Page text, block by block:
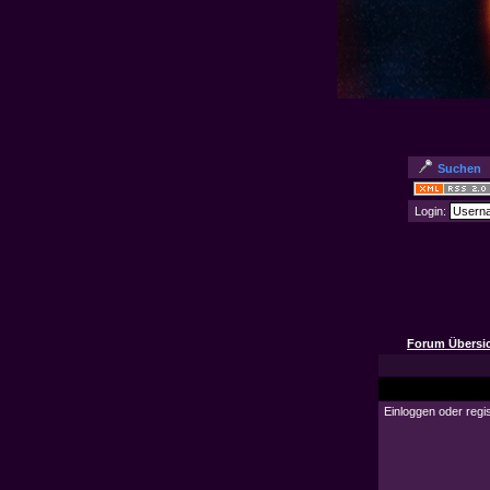
Suchen
Login:
Forum
Einloggen oder